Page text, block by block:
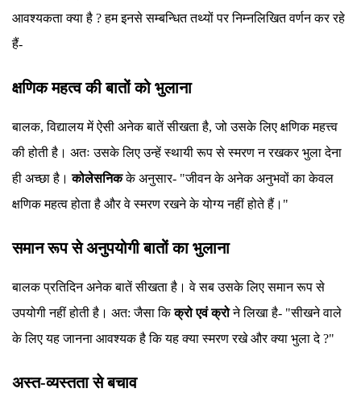
आवश्यकता क्या है ? हम इनसे सम्बन्धित तथ्यों पर निम्नलिखित वर्णन कर रहे
हैं-
क्षणिक महत्व की बातों को भुलाना
बालक, विद्यालय में ऐसी अनेक बातें सीखता है, जो उसके लिए क्षणिक महत्त्व
की होती है। अतः उसके लिए उन्हें स्थायी रूप से स्मरण न रखकर भुला देना
ही अच्छा है।कोलेसनिकके अनुसार- "जीवन के अनेक अनुभवों का केवल
क्षणिक महत्व होता है और वे स्मरण रखने के योग्य नहीं होते हैं।"
समान रूप से अनुपयोगी बातों का भुलाना
बालक प्रतिदिन अनेक बातें सीखता है। वे सब उसके लिए समान रूप से
उपयोगी नहीं होती है। अत: जैसा किक्रो एवं क्रोने लिखा है- "सीखने वाले
के लिए यह जानना आवश्यक है कि यह क्या स्मरण रखे और क्या भुला दे ?"
अस्त-व्यस्तता से बचाव